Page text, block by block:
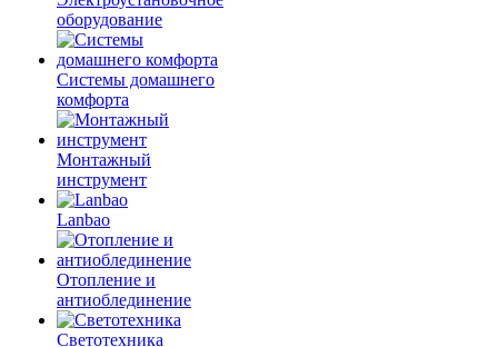
оборудование
Системы домашнего
комфорта
Монтажный
инструмент
Lanbao
Отопление и
антиоблединение
Светотехника